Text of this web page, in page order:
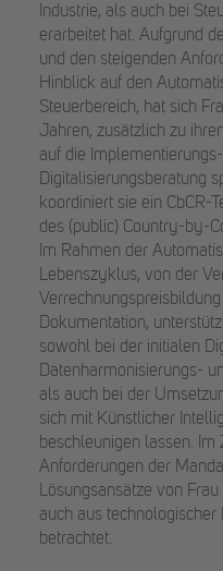
Industrie, als auch bei
erarbeitet hat. Aufgrund
und den steigenden
Hinblick auf den
Steuerbereich, hat sich
Jahren, zusätzlich zu
auf die
Digitalisierungsberatung
koordiniert sie ein CbCR-
des (public) Country-by-
Im Rahmen der
Lebenszyklus, von der
Dokumentation,
sowohl bei der initialen
Datenharmonisierungs-
als auch bei der
sich mit Künstlicher
beschleunigen lassen. Im
Anforderungen der
Lösungsansätze von
auch aus
betrachtet.